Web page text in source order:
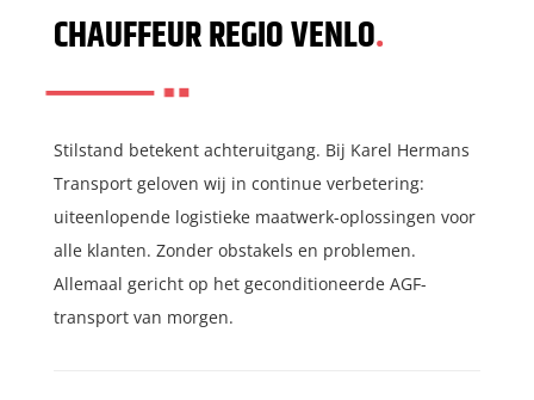
CHAUFFEUR REGIO VENLO.
Stilstand betekent achteruitgang. Bij Karel Hermans
Transport geloven wij in continue verbetering:
uiteenlopende logistieke maatwerk-oplossingen voor
alle klanten. Zonder obstakels en problemen.
Allemaal gericht op het geconditioneerde AGF-
transport van morgen.